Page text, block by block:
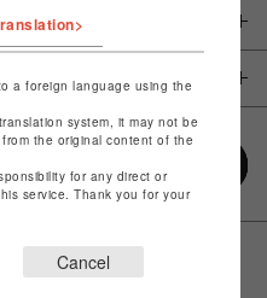
a foreign language using the
system, it may not be
the original content of the
for any direct or
service. Thank you for your
Cancel